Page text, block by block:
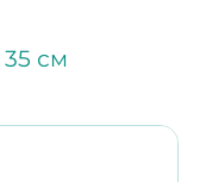
см